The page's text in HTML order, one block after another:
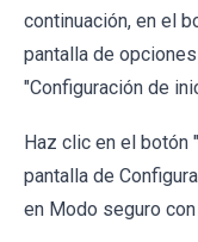
continuación, en el
pantalla de
"Configuración de
Haz clic en el botón
pantalla de
en Modo seguro